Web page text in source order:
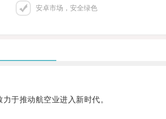
安卓市场，安全绿色
于推动航空业进入新时代。